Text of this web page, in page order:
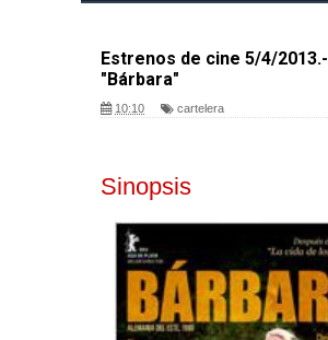
Estrenos de cine 5/4/2013.-
"Bárbara"
10:10 cartelera
Sinopsis